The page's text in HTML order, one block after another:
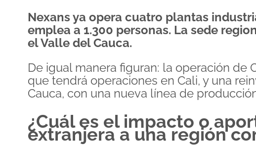
Nexans ya opera cuatro plantas
emplea a 1.300 personas. La sede
el Valle del Cauca.
De igual manera figuran: la operación de
que tendrá operaciones en Cali, y una
Cauca, con una nueva línea de
¿Cuál es el impacto o
extranjera a una región